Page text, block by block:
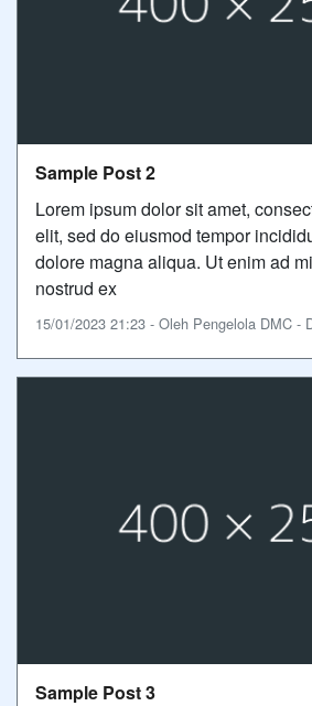
Sample Post 2
Lorem ipsum dolor sit amet,
elit, sed do eiusmod tempor
dolore magna aliqua. Ut enim ad
nostrud ex
15/01/2023 21:23 - Oleh Pengelola DMC -
Sample Post 3